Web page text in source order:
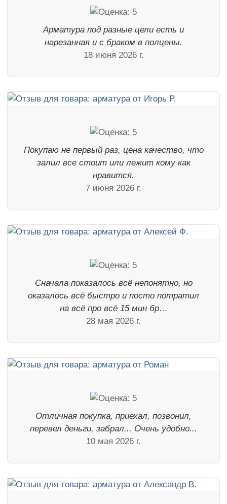
Арматура под разные цели есть и
нарезанная и с браком в полцены.
18 июня 2026 г.
Покупаю не первый раз, цена качество, что
залил все стоит или лежит кому как
нравится.
7 июня 2026 г.
Сначала показалось всё непонятно, но
оказалось всё быстро и посто потратил
на всё про всё 15 мин бр…
28 мая 2026 г.
Отличная покупка, приехал, позвонил,
перевел деньги, забрал... Очень удобно...
10 мая 2026 г.